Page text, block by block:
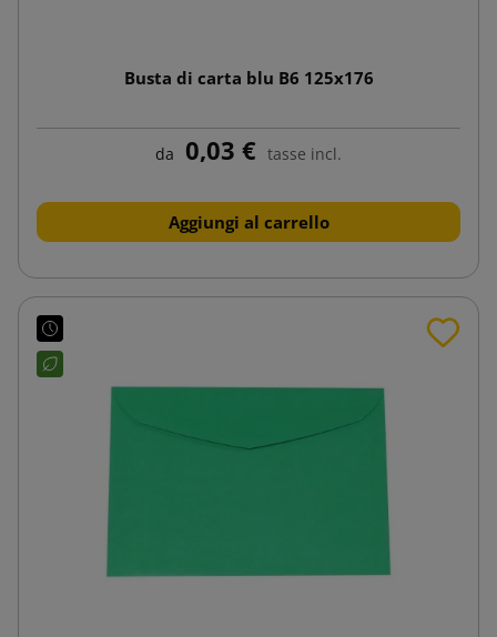
Busta di carta blu B6 125x176
da 0,03 € tasse incl.
Aggiungi al carrello